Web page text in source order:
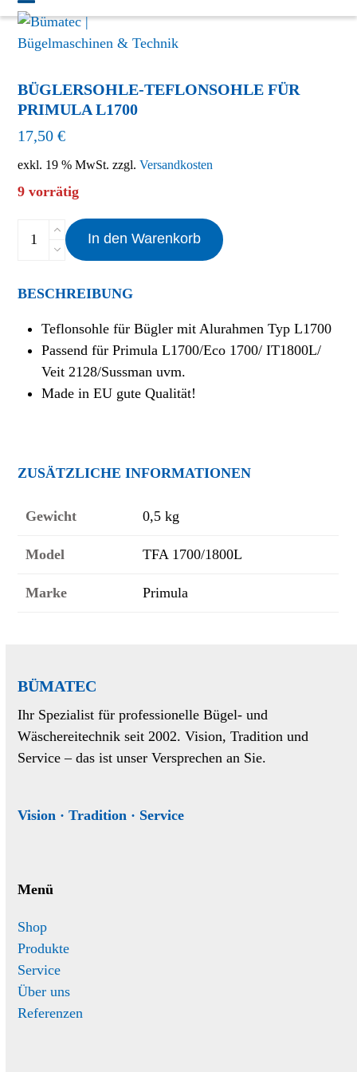
Skip
content
Open
mobile
Close
mobile
BÜGLERSOHLE-TEFLONSOHLE FÜR
PRIMULA L1700
17,50€
exkl. 19 % MwSt. zzgl.Versandkosten
9 vorrätig
Büglersohle-
Teflonsohle
Primula
Menge
In den Warenkorb
BESCHREIBUNG
Teflonsohle für Bügler mit Alurahmen Typ L1700
Passend für Primula L1700/Eco 1700/ IT1800L/
Veit 2128/Sussman uvm.
Made in EU gute Qualität!
ZUSÄTZLICHE INFORMATIONEN
Gewicht 0,5 kg
Model TFA 1700/1800L
Marke Primula
BÜMATEC
Ihr Spezialist für professionelle Bügel- und
Wäschereitechnik seit 2002. Vision, Tradition und
Service – das ist unser Versprechen an Sie.
Vision · Tradition · Service
Menü
Shop
Produkte
Service
Über uns
Referenzen